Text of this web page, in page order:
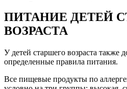
ПИТАНИЕ ДЕТЕЙ
ВОЗРАСТА
У детей старшего возраста также
определенные правила питания.
Все пищевые продукты по